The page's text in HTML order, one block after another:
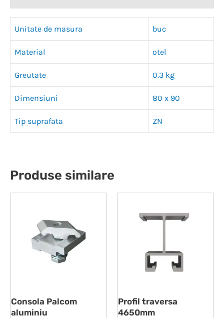
nouă)
Unitate de masura buc
Material otel
Greutate 0.3 kg
Dimensiuni 80 x 90
Tip suprafata ZN
Produse similare
Consola Palcom
aluminiu
Profil traversa
4650mm